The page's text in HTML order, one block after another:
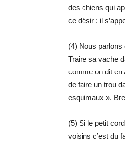
des chiens qui
ce désir : il
(4) Nous parlons
Traire sa vache
comme on dit en
de faire un trou
esquimaux ».
(5) Si le petit
voisins c’est du